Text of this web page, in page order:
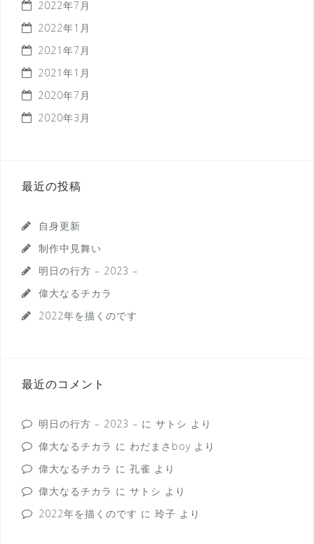
2022年7月
2022年1月
2021年7月
2021年1月
2020年7月
2020年3月
最近の投稿
自身更新
制作中見舞い
明日の行方 – 2023 –
偉大なるチカラ
2022年を描くのです
最近のコメント
明日の行方 – 2023 – に サトシ より
偉大なるチカラ に わだまさboy より
偉大なるチカラ に 孔雀 より
偉大なるチカラ に サトシ より
2022年を描くのです に 玲子 より